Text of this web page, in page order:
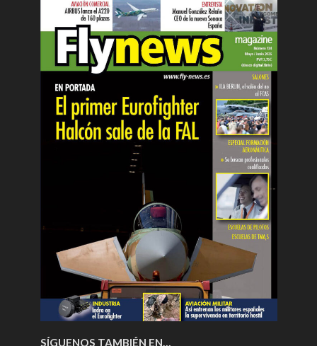
SÍGUENOS TAMBIÉN EN…